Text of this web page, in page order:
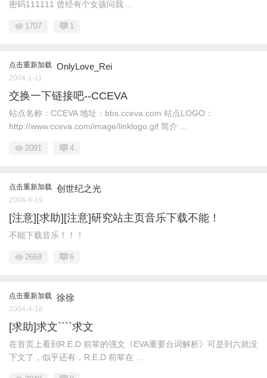
密码111111 曾经有个女孩问我 ...
1707 1
点击重新加载 OnlyLove_Rei
2004-1-11
交换一下链接吧--CCEVA
站点名称：CCEVA 地址：bbs.cceva.com 站点LOGO：
http://www.cceva.com/image/linklogo.gif 简介 ...
2091 4
点击重新加载 创世纪之光
2004-6-19
[注意][求助][注意]研究站主页音乐下载不能！
不能下载音乐！！！
2668 6
点击重新加载 徐徐
2004-4-18
[求助]求文````求文
在首页上看到R.E.D 前辈的强文《EVA重要台词解析》可是到六就没
下文了，似乎还有，R.E.D 前辈在 ...